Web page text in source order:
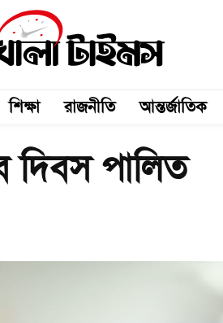
শিক্ষা রাজনীতি আন্তর্জাতিক
দিবস পালিত